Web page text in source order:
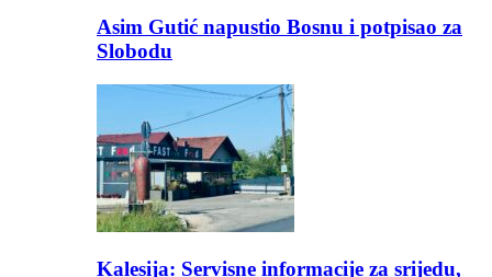
Asim Gutić napustio Bosnu i potpisao za
Slobodu
Kalesija: Servisne informacije za srijedu,